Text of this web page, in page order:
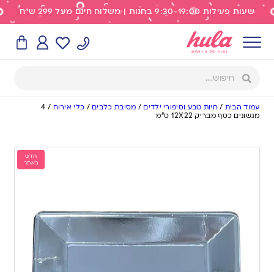
שעות פעילות 9:30-19:00 בחנות | משלוח חינם מעל 299 ש"ח
עמוד הבית /חיות טבע וסיפורי ילדים / מסיבת כלבים / כלי אירוח /
4
מגשונים כסף מבריק 12X22 ס”מ
חדש
באתר